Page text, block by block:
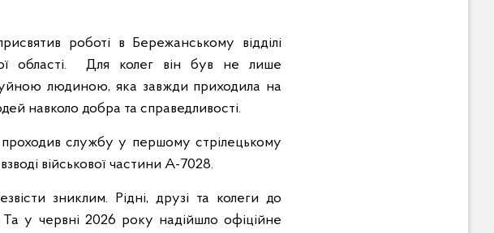
роботі в Бережанському відділі
області. Для колег він був не лише
людиною, яка завжди приходила на
навколо добра та справедливості.
службу у першому стрілецькому
військової частини А-7028.
зниклим. Рідні, друзі та колеги до
Та у червні2026 року надійшло офіційне